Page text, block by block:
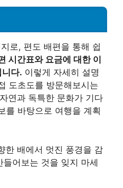
로, 편도 배편을 통해 쉽
시간표와 요금에 대한 이
다. 이렇게 자세히 설명
도초도를 방문해보시는
연과 독특한 문화가 기다
를 바탕으로 여행을 계획
한 배에서 멋진 풍경을 감
어보는 것을 잊지 마세